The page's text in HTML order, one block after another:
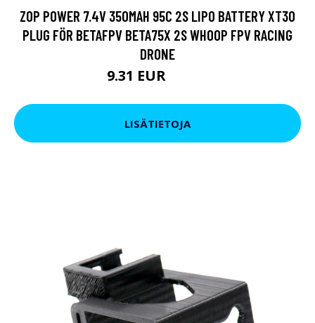
ZOP POWER 7.4V 350MAH 95C 2S LIPO BATTERY XT30
PLUG FÖR BETAFPV BETA75X 2S WHOOP FPV RACING
DRONE
9.31 EUR
LISÄTIETOJA